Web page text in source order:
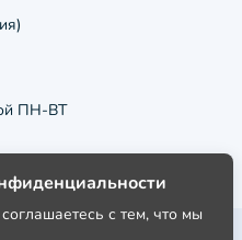
ПН-ВТ
с тем, что мы